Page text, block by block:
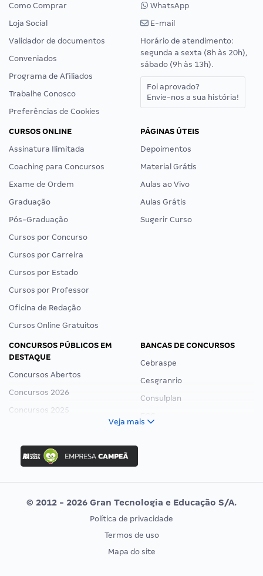
Como Comprar
Loja Social
Validador de documentos
Conveniados
Programa de Afiliados
Trabalhe Conosco
Preferências de Cookies
WhatsApp
E-mail
Horário de atendimento:
segunda a sexta (8h às 20h),
sábado (9h às 13h).
Foi aprovado?
Envie-nos a sua história!
CURSOS ONLINE
Assinatura Ilimitada
Coaching para Concursos
Exame de Ordem
Graduação
Pós-Graduação
Cursos por Concurso
Cursos por Carreira
Cursos por Estado
Cursos por Professor
Oficina de Redação
Cursos Online Gratuitos
PÁGINAS ÚTEIS
Depoimentos
Material Grátis
Aulas ao Vivo
Aulas Grátis
Sugerir Curso
CONCURSOS PÚBLICOS EM
DESTAQUE
Concursos Abertos
Concursos 2026
Concursos 2025
Concurso Ibama
Concurso MPU
Editais publicados
BANCAS DE CONCURSOS
Cebraspe
Cesgranrio
Consulplan
Vunesp
CONCURSOS POR PROFISSÃO
EXAME DE ORDEM
Veja mais
© 2012 - 2026 Gran Tecnologia e Educação S/A.
Política de privacidade
Termos de uso
Mapa do site